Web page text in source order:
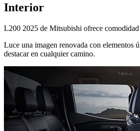
Interior
L200 2025 de Mitsubishi ofrece
Luce una imagen renovada con elementos
destacar en cualquier camino.